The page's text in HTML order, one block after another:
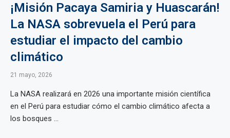
¡Misión Pacaya Samiria y Huascarán!
La NASA sobrevuela el Perú para
estudiar el impacto del cambio
climático
21 mayo, 2026
La NASA realizará en 2026 una importante misión científica
en el Perú para estudiar cómo el cambio climático afecta a
los bosques ...